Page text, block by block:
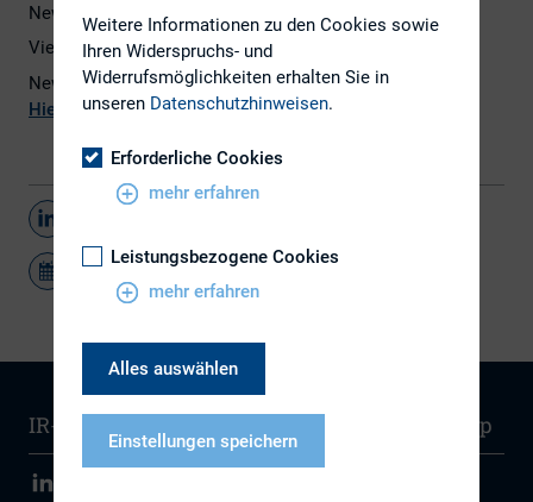
Newsletters.
Viel Spaß beim Lesen!
Newsletter noch nicht abonniert?
Hier
geht es zur Registrierung.
IR-Wissen Sitemap
Weitere Informationen zu den Cookies sowie
Ihren Widerspruchs- und
Widerrufsmöglichkeiten erhalten Sie in
unseren Datenschutzhinweisen.
Erforderliche Cookies
mehr erfahren
Leistungsbezogene Cookies
mehr erfahren
Alles auswählen
Einstellungen speichern